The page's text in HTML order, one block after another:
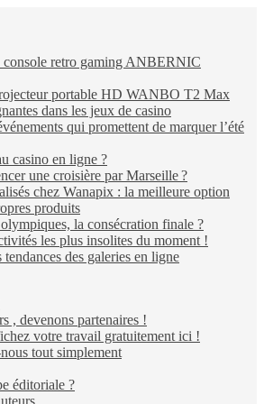
console retro gaming ANBERNIC
portable HD WANBO T2 Max
dans les jeux de casino
qui promettent de marquer l’été
casino en ligne ?
une croisière par Marseille ?
chez Wanapix : la meilleure option
produits
la consécration finale ?
les plus insolites du moment !
des galeries en ligne
, devenons partenaires !
votre travail gratuitement ici !
tout simplement
éditoriale ?